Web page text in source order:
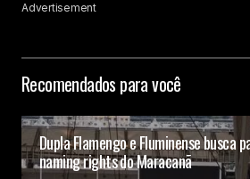
Advertisement
Recomendados para você
Dupla Flamengo e Fluminense busca
naming rights do Maracanã